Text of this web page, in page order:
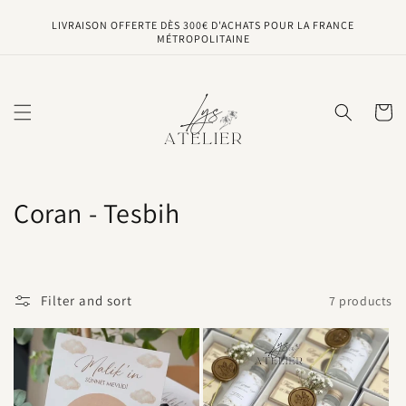
content
LIVRAISON OFFERTE DÈS 300€ D'ACHATS POUR LA FRANCE
MÉTROPOLITAINE
Cart
C
l
e
c
Coran - Tesbih
Filter and sort 7 products